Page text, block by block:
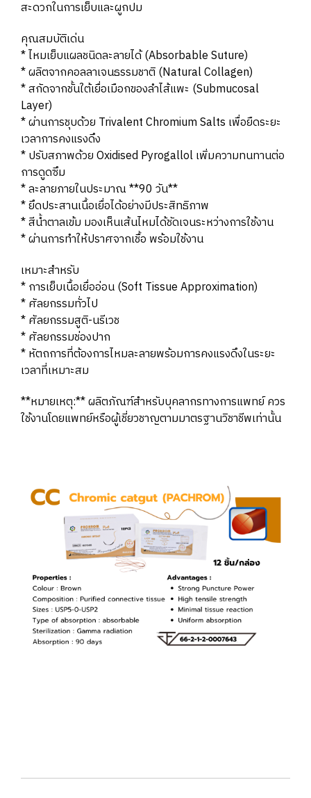
สะดวกในการเย็บและผูกปม
คุณสมบัติเด่น
* ไหมเย็บแผลชนิดละลายได้ (Absorbable Suture)
* ผลิตจากคอลลาเจนธรรมชาติ (Natural Collagen)
* สกัดจากชั้นใต้เยื่อเมือกของลำไส้แพะ (Submucosal
Layer)
* ผ่านการชุบด้วย Trivalent Chromium Salts เพื่อยืดระยะ
เวลาการคงแรงดึง
* ปรับสภาพด้วย Oxidised Pyrogallol เพิ่มความทนทานต่อ
การดูดซึม
* ละลายภายในประมาณ **90 วัน**
* ยึดประสานเนื้อเยื่อได้อย่างมีประสิทธิภาพ
* สีน้ำตาลเข้ม มองเห็นเส้นไหมได้ชัดเจนระหว่างการใช้งาน
* ผ่านการทำให้ปราศจากเชื้อ พร้อมใช้งาน
เหมาะสำหรับ
* การเย็บเนื้อเยื่ออ่อน (Soft Tissue Approximation)
* ศัลยกรรมทั่วไป
* ศัลยกรรมสูติ-นรีเวช
* ศัลยกรรมช่องปาก
* หัตถการที่ต้องการไหมละลายพร้อมการคงแรงดึงในระยะ
เวลาที่เหมาะสม
**หมายเหตุ:** ผลิตภัณฑ์สำหรับบุคลากรทางการแพทย์ ควร
ใช้งานโดยแพทย์หรือผู้เชี่ยวชาญตามมาตรฐานวิชาชีพเท่านั้น